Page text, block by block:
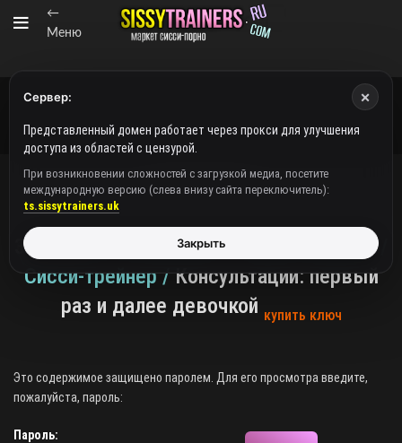
←
Меню
Защищено:
NstShemale / Видео+журнал /
Сисси-трейнер /Консультации: первый
раз и далее девочкой купить ключ
Это содержимое защищено паролем. Для его просмотра введите,
пожалуйста, пароль:
Пароль:
Сервер: ×
Представленный домен работает через прокси для улучшения
доступа из областей с цензурой.
При возникновении сложностей с загрузкой медиа, посетите
международную версию (слева внизу сайта переключитель):
ts.sissytrainers.uk
Закрыть